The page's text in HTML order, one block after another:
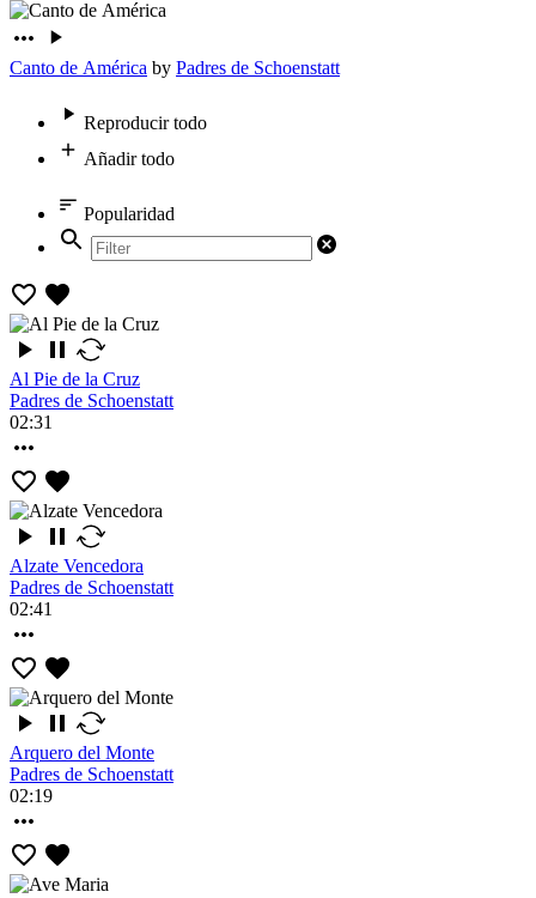
Canto de América by Padres de Schoenstatt
Reproducir todo
Añadir todo
Popularidad
Al Pie de la Cruz
Padres de Schoenstatt
02:31
Alzate Vencedora
Padres de Schoenstatt
02:41
Arquero del Monte
Padres de Schoenstatt
02:19